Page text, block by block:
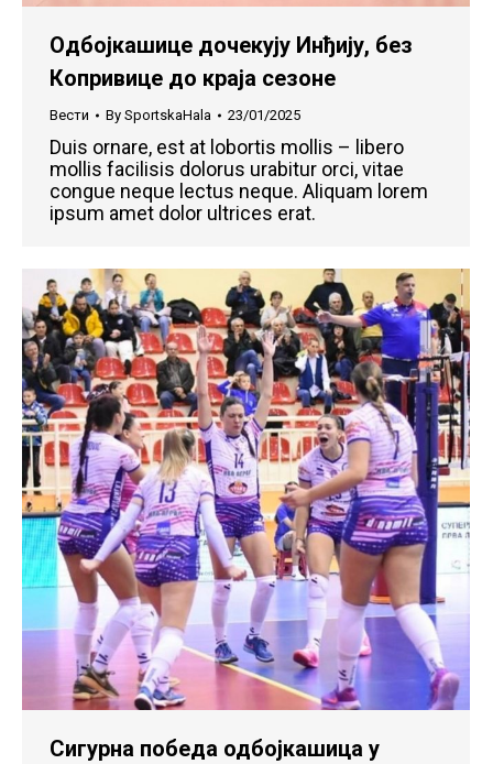
Oдбојкашицe дочекују Инђију, без
Копривице до краја сезоне
Вести By SportskaHala 23/01/2025
Duis ornare, est at lobortis mollis – libero
mollis facilisis dolorus urabitur orci, vitae
congue neque lectus neque. Aliquam lorem
ipsum amet dolor ultrices erat.
Сигурна победа одбојкашица у